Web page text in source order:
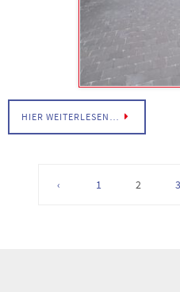
HIER WEITERLESEN…
‹ 1 2 3